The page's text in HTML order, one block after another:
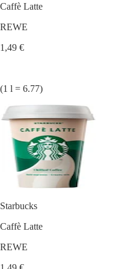
Caffè Latte
REWE
1,49 €
(1 l = 6.77)
Starbucks
Caffè Latte
REWE